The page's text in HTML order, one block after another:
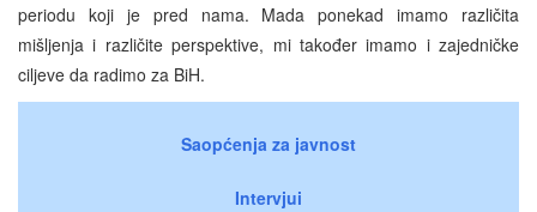
periodu koji je pred nama. Mada ponekad imamo različita
mišljenja i različite perspektive, mi također imamo i zajedničke
ciljeve da radimo za BiH.
Saopćenja za javnost
Intervjui